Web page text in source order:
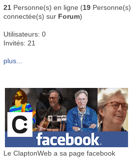
21 Personne(s) en ligne (19 Personne(s)
connectée(s) sur Forum)
Utilisateurs: 0
Invités: 21
plus...
Le ClaptonWeb a sa page facebook